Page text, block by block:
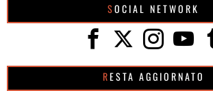
SOCIAL NETWORK
RESTA AGGIORNATO